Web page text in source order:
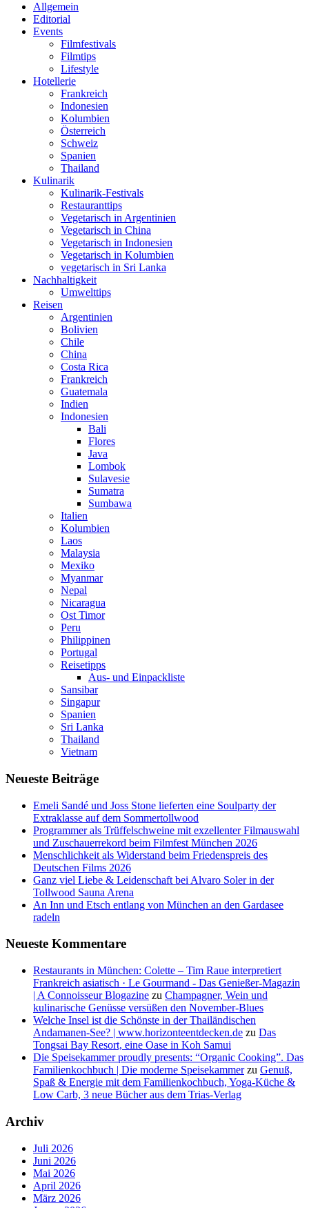
Allgemein
Editorial
Events
Filmfestivals
Filmtips
Lifestyle
Hotellerie
Frankreich
Indonesien
Kolumbien
Österreich
Schweiz
Spanien
Thailand
Kulinarik
Kulinarik-Festivals
Restauranttips
Vegetarisch in Argentinien
Vegetarisch in China
Vegetarisch in Indonesien
Vegetarisch in Kolumbien
vegetarisch in Sri Lanka
Nachhaltigkeit
Umwelttips
Reisen
Argentinien
Bolivien
Chile
China
Costa Rica
Frankreich
Guatemala
Indien
Indonesien
Bali
Flores
Java
Lombok
Sulavesie
Sumatra
Sumbawa
Italien
Kolumbien
Laos
Malaysia
Mexiko
Myanmar
Nepal
Nicaragua
Ost Timor
Peru
Philippinen
Portugal
Reisetipps
Aus- und Einpackliste
Sansibar
Singapur
Spanien
Sri Lanka
Thailand
Vietnam
Neueste Beiträge
Emeli Sandé und Joss Stone lieferten eine Soulparty der
Extraklasse auf dem Sommertollwood
Programmer als Trüffelschweine mit exzellenter Filmauswahl
und Zuschauerrekord beim Filmfest München 2026
Menschlichkeit als Widerstand beim Friedenspreis des
Deutschen Films 2026
Ganz viel Liebe & Leidenschaft bei Alvaro Soler in der
Tollwood Sauna Arena
An Inn und Etsch entlang von München an den Gardasee
radeln
Neueste Kommentare
Restaurants in München: Colette – Tim Raue interpretiert
Frankreich asiatisch · Le Gourmand - Das Genießer-Magazin
| A Connoisseur Blogazine zu Champagner, Wein und
kulinarische Genüsse versüßen den November-Blues
Welche Insel ist die Schönste in der Thailändischen
Andamanen-See? | www.horizonteentdecken.de zu Das
Tongsai Bay Resort, eine Oase in Koh Samui
Die Speisekammer proudly presents: “Organic Cooking”. Das
Familienkochbuch | Die moderne Speisekammerzu Genuß,
Spaß & Energie mit dem Familienkochbuch, Yoga-Küche &
Low Carb, 3 neue Bücher aus dem Trias-Verlag
Archiv
Juli 2026
Juni 2026
Mai 2026
April 2026
März 2026